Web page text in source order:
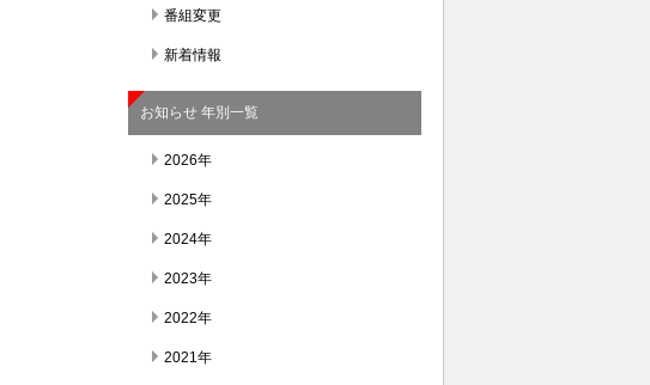
番組変更
新着情報
お知らせ 年別一覧
2026年
2025年
2024年
2023年
2022年
2021年